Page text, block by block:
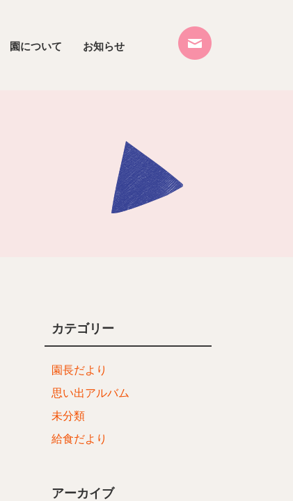
園について お知らせ
カテゴリー
園長だより
思い出アルバム
未分類
給食だより
アーカイブ